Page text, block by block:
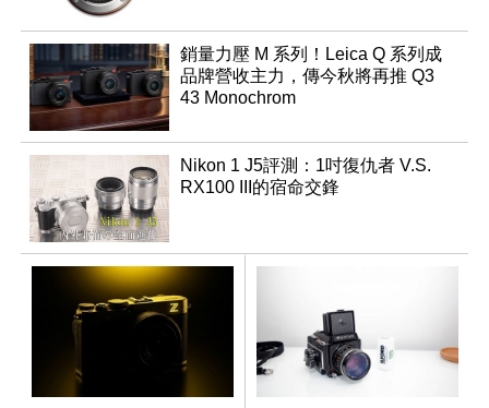
銷量力壓 M 系列！Leica Q 系列成
品牌營收主力，傳今秋將再推 Q3
43 Monochrom
Nikon 1 J5評測：1吋復仇者 V.S.
RX100 III的宿命交鋒